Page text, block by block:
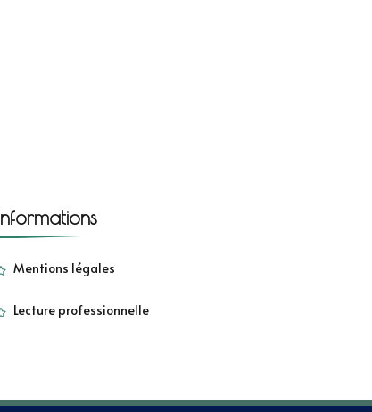
Informations
Mentions légales
Lecture professionnelle